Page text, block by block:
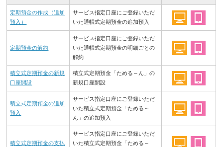
定期預金の作成（追加
預入）
サービス指定口座にご登録いただ
いた通帳式定期預金の追加預入
定期預金の解約
サービス指定口座にご登録いただ
いた通帳式定期預金の明細ごとの
解約
積立式定期預金の新規
口座開設
積立式定期預金「ためる～ん」の
新規口座開設
積立式定期預金の追加
預入
サービス指定口座にご登録いただ
いた積立式定期預金「ためる～
ん」の追加預入
積立式定期預金の支払
サービス指定口座にご登録いただ
いた積立式定期預金「ためる～